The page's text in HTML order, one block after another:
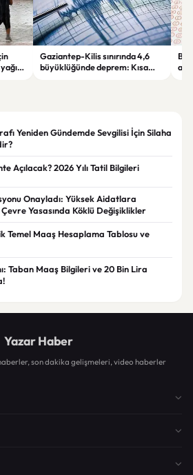
Gaziantep-Kilis sınırında 4,6
büyüklüğünde deprem: Kısa
Yeniden Gündemde Sevgilisi İçin Silaha
Açılacak? 2026 Yılı Tatil Bilgileri
Onayladı: Yüksek Aidatlara
Çevre Yasasında Köklü Değişiklikler
Temel Maaş Hesaplama Tablosu ve
Taban Maaş Bilgileri ve 20 Bin Lira
Yazar Haber
son dakika gelişmeleri, video haberler